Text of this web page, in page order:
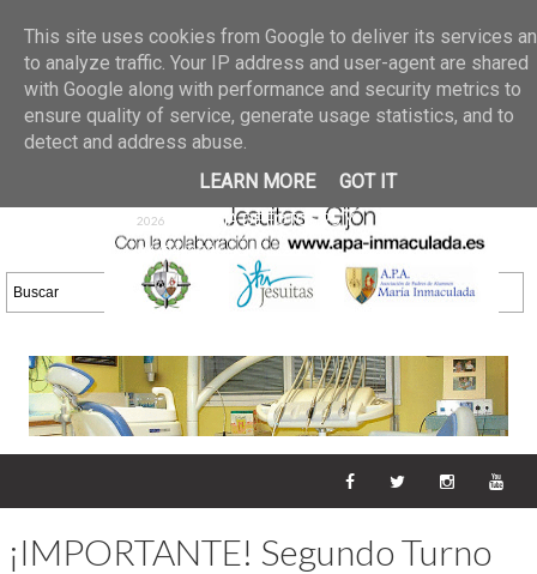
02 jun 2026
GALERIA DE FOTOS
30/05/2026
25 may 2026
GALERIA
DE FOTOS 23/05/2026
20 may
2026
GALERIA DE FOTOS
16/05/2026
DE FOTOS 09/05/2026
28 abr
2026
GALERIA DE FOTOS 25 Y
26/04/2026
¡IMPORTANTE! Segundo Turno
This site uses cookies from Google to deliver its services
to analyze traffic. Your IP address and user-agent are shared
with Google along with performance and security metrics to
ensure quality of service, generate usage statistics, and to
detect and address abuse.
LEARN MORE
GOT IT